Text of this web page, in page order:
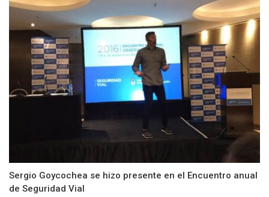
Sergio Goycochea se hizo presente en el Encuentro anual
de Seguridad Vial